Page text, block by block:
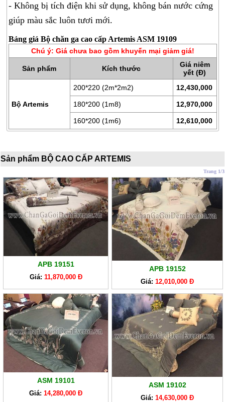
ĐỆM
LÒ
XO
RUỘT
GỐI
BÔNG
BỘ
ARTEMIS
SẢN
PHẨM
GIẢM
GIÁ
CHĂN
EVERONLITE
PHẨM
HÀNG
LẺ
SẢN
PHẨM
KHÁC
- Không bị tích điện khi sử dụng, không bán nước cứng
giúp màu sắc luôn tươi mới.
Bảng giá Bộ chăn ga cao cấp Artemis ASM 19109
Chú ý: Giá chưa bao gồm khuyến mại giảm giá!
Sản phẩm Kích thước
Giá niêm
yết (Đ)
Bộ Artemis
200*220 (2m*2m2) 12,430,000
180*200 (1m8) 12,970,000
160*200 (1m6) 12,610,000
Sản phẩm BỘ CAO CẤP ARTEMIS
Trang 1/3
APB 19151
Giá: 11,870,000 Đ
APB 19152
Giá: 12,010,000 Đ
ASM 19101
Giá: 14,280,000 Đ
ASM 19102
Giá: 14,630,000 Đ